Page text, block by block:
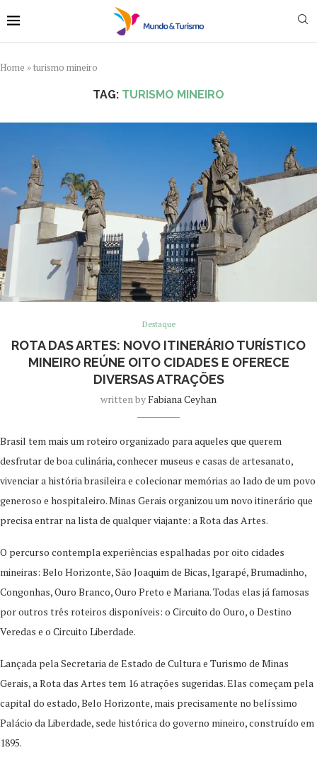
Home »turismo mineiro
TAG: TURISMO MINEIRO
Destaque
ROTA DAS ARTES: NOVO ITINERÁRIO TURÍSTICO
MINEIRO REÚNE OITO CIDADES E OFERECE
DIVERSAS ATRAÇÕES
written byFabiana Ceyhan
Brasil tem mais um roteiro organizado para aqueles que querem
desfrutar de boa culinária, conhecer museus e casas de artesanato,
vivenciar a história brasileira e colecionar memórias ao lado de um povo
generoso e hospitaleiro. Minas Gerais organizou um novo itinerário que
precisa entrar na lista de qualquer viajante: a Rota das Artes.
O percurso contempla experiências espalhadas por oito cidades
mineiras: Belo Horizonte, São Joaquim de Bicas, Igarapé, Brumadinho,
Congonhas, Ouro Branco, Ouro Preto e Mariana. Todas elas já famosas
por outros três roteiros disponíveis: o Circuito do Ouro, o Destino
Veredas e o Circuito Liberdade.
Lançada pela Secretaria de Estado de Cultura e Turismo de Minas
Gerais, a Rota das Artes tem 16 atrações sugeridas. Elas começam pela
capital do estado, Belo Horizonte, mais precisamente no belíssimo
Palácio da Liberdade, sede histórica do governo mineiro, construído em
1895.